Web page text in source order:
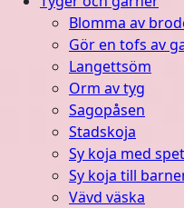
Blomma av
Gör en tofs av
Langettsöm
Orm av tyg
Sagopåsen
Stadskoja
Sy koja med
Sy koja till
Vävd väska